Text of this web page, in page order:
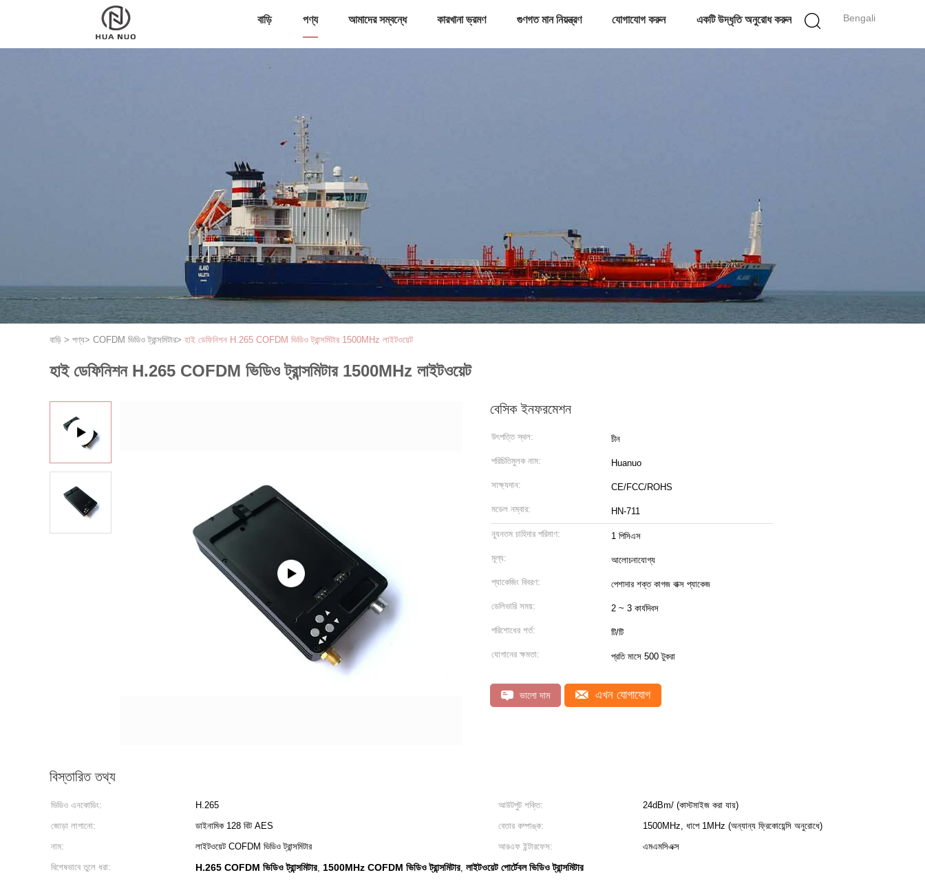
Bengali
বাড়ি পণ্য আমাদের সম্বন্ধে কারখানা ভ্রমণ গুণগত মান নিয়ন্ত্রণ যোগাযোগ করুন একটি উদ্ধৃতি অনুরোধ করুন
বাড়ি > পণ্য> COFDM ভিডিও ট্রান্সমিটার> হাই ডেফিনিশন H.265 COFDM ভিডিও ট্রান্সমিটার 1500MHz লাইটওয়েট
হাই ডেফিনিশন H.265 COFDM ভিডিও ট্রান্সমিটার 1500MHz লাইটওয়েট
বেসিক ইনফরমেশন
উৎপত্তি স্থল: চীন
পরিচিতিমুলক নাম: Huanuo
সাক্ষ্যদান: CE/FCC/ROHS
মডেল নম্বার: HN-711
ন্যূনতম চাহিদার পরিমাণ: 1 পিসিএস
মূল্য: আলোচনাযোগ্য
প্যাকেজিং বিবরণ: পেশাদার শক্ত কাগজ বাক্স প্যাকেজ
ডেলিভারি সময়: 2 ~ 3 কার্যদিবস
পরিশোধের শর্ত: টি/টি
যোগানের ক্ষমতা: প্রতি মাসে 500 টুকরা
ভালো দাম এখন যোগাযোগ
বিস্তারিত তথ্য
ভিডিও এনকোডিং: H.265 আউটপুট শক্তি:
24dBm/ (কাস্টমাইজ করা যায়)
জোড়া লাগানো:
ডাইনামিক 128 বিট AES বেতার কম্পাঙ্ক:
1500MHz, ধাপে 1MHz (অন্যান্য ফ্রিকোয়েন্সি অনুরোধে)
নাম:
লাইটওয়েট COFDM ভিডিও ট্রান্সমিটার আরএফ ইন্টারফেস:
এমএমসিএক্স
বিশেষভাবে তুলে ধরা:
H.265 COFDM ভিডিও ট্রান্সমিটার, 1500MHz COFDM ভিডিও ট্রান্সমিটার, লাইটওয়েট পোর্টেবল ভিডিও ট্রান্সমিটার